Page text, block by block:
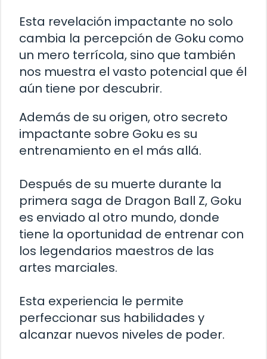
Esta revelación impactante no solo
cambia la percepción de Goku como
un mero terrícola, sino que también
nos muestra el vasto potencial que él
aún tiene por descubrir.
Además de su origen, otro secreto
impactante sobre Goku es su
entrenamiento en el más allá.
Después de su muerte durante la
primera saga de Dragon Ball Z, Goku
es enviado al otro mundo, donde
tiene la oportunidad de entrenar con
los legendarios maestros de las
artes marciales.
Esta experiencia le permite
perfeccionar sus habilidades y
alcanzar nuevos niveles de poder.